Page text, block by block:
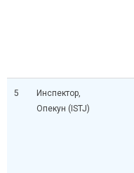
5
Инспектор,
Опекун (ISTJ)